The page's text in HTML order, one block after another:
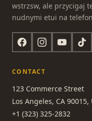
wstrzsw, ale przycigaj
nudnymi etui na
CONTACT
123 Commerce Street
Los Angeles, CA 90015,
+1 (323) 325-2832